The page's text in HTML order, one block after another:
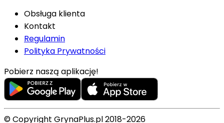
Obsługa klienta
Kontakt
Regulamin
Polityka Prywatności
Pobierz naszą aplikację!
© Copyright GrynaPlus.pl 2018-2026